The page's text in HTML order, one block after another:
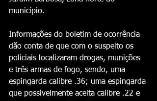
município.
Informações do boletim de ocorrência
dão conta de que com o suspeito os
policiais localizaram drogas, munições
e três armas de fogo, sendo, uma
espingarda calibre .36; uma espingarda
que possivelmente aceita calibre .22 e